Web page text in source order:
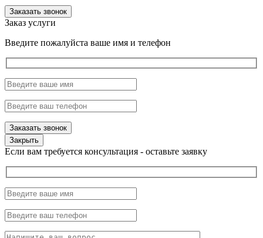
Заказ услуги
Введите пожалуйста ваше имя и телефон
Закрыть
Если вам требуется консультация - оставьте заявку